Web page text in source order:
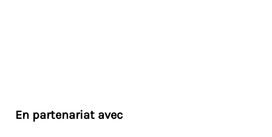
En partenariat avec